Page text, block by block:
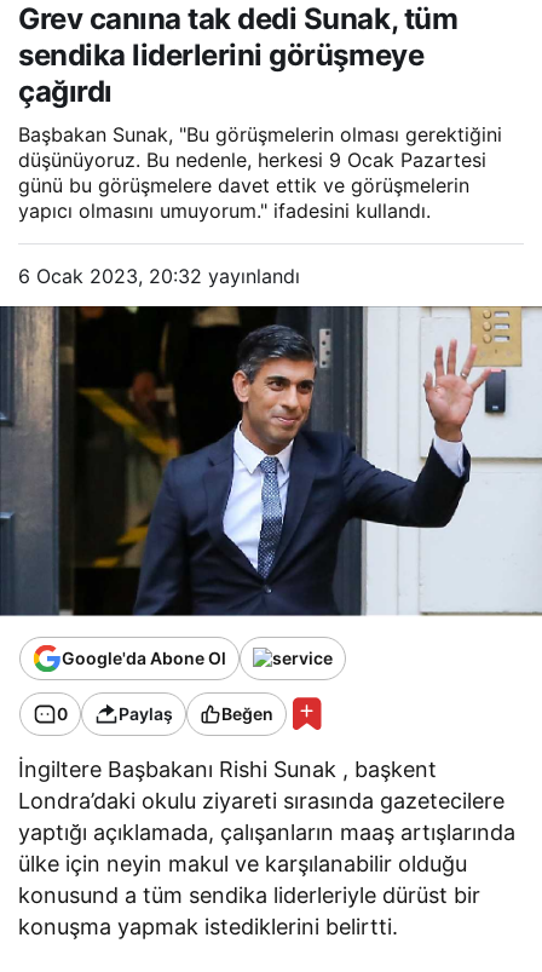
görüşmeye çağırdı
Grev canına tak dedi Sunak, tüm
sendika liderlerini görüşmeye
çağırdı
Başbakan Sunak, "Bu görüşmelerin olması gerektiğini
düşünüyoruz. Bu nedenle, herkesi 9 Ocak Pazartesi
günü bu görüşmelere davet ettik ve görüşmelerin
yapıcı olmasını umuyorum." ifadesini kullandı.
6 Ocak 2023, 20:32 yayınlandı
Google'da Abone Ol
0 Paylaş Beğen
İngiltere Başbakanı Rishi Sunak , başkent
Londra’daki okulu ziyareti sırasında gazetecilere
yaptığı açıklamada, çalışanların maaş artışlarında
ülke için neyin makul ve karşılanabilir olduğu
konusund a tüm sendika liderleriyle dürüst bir
konuşma yapmak istediklerini belirtti.